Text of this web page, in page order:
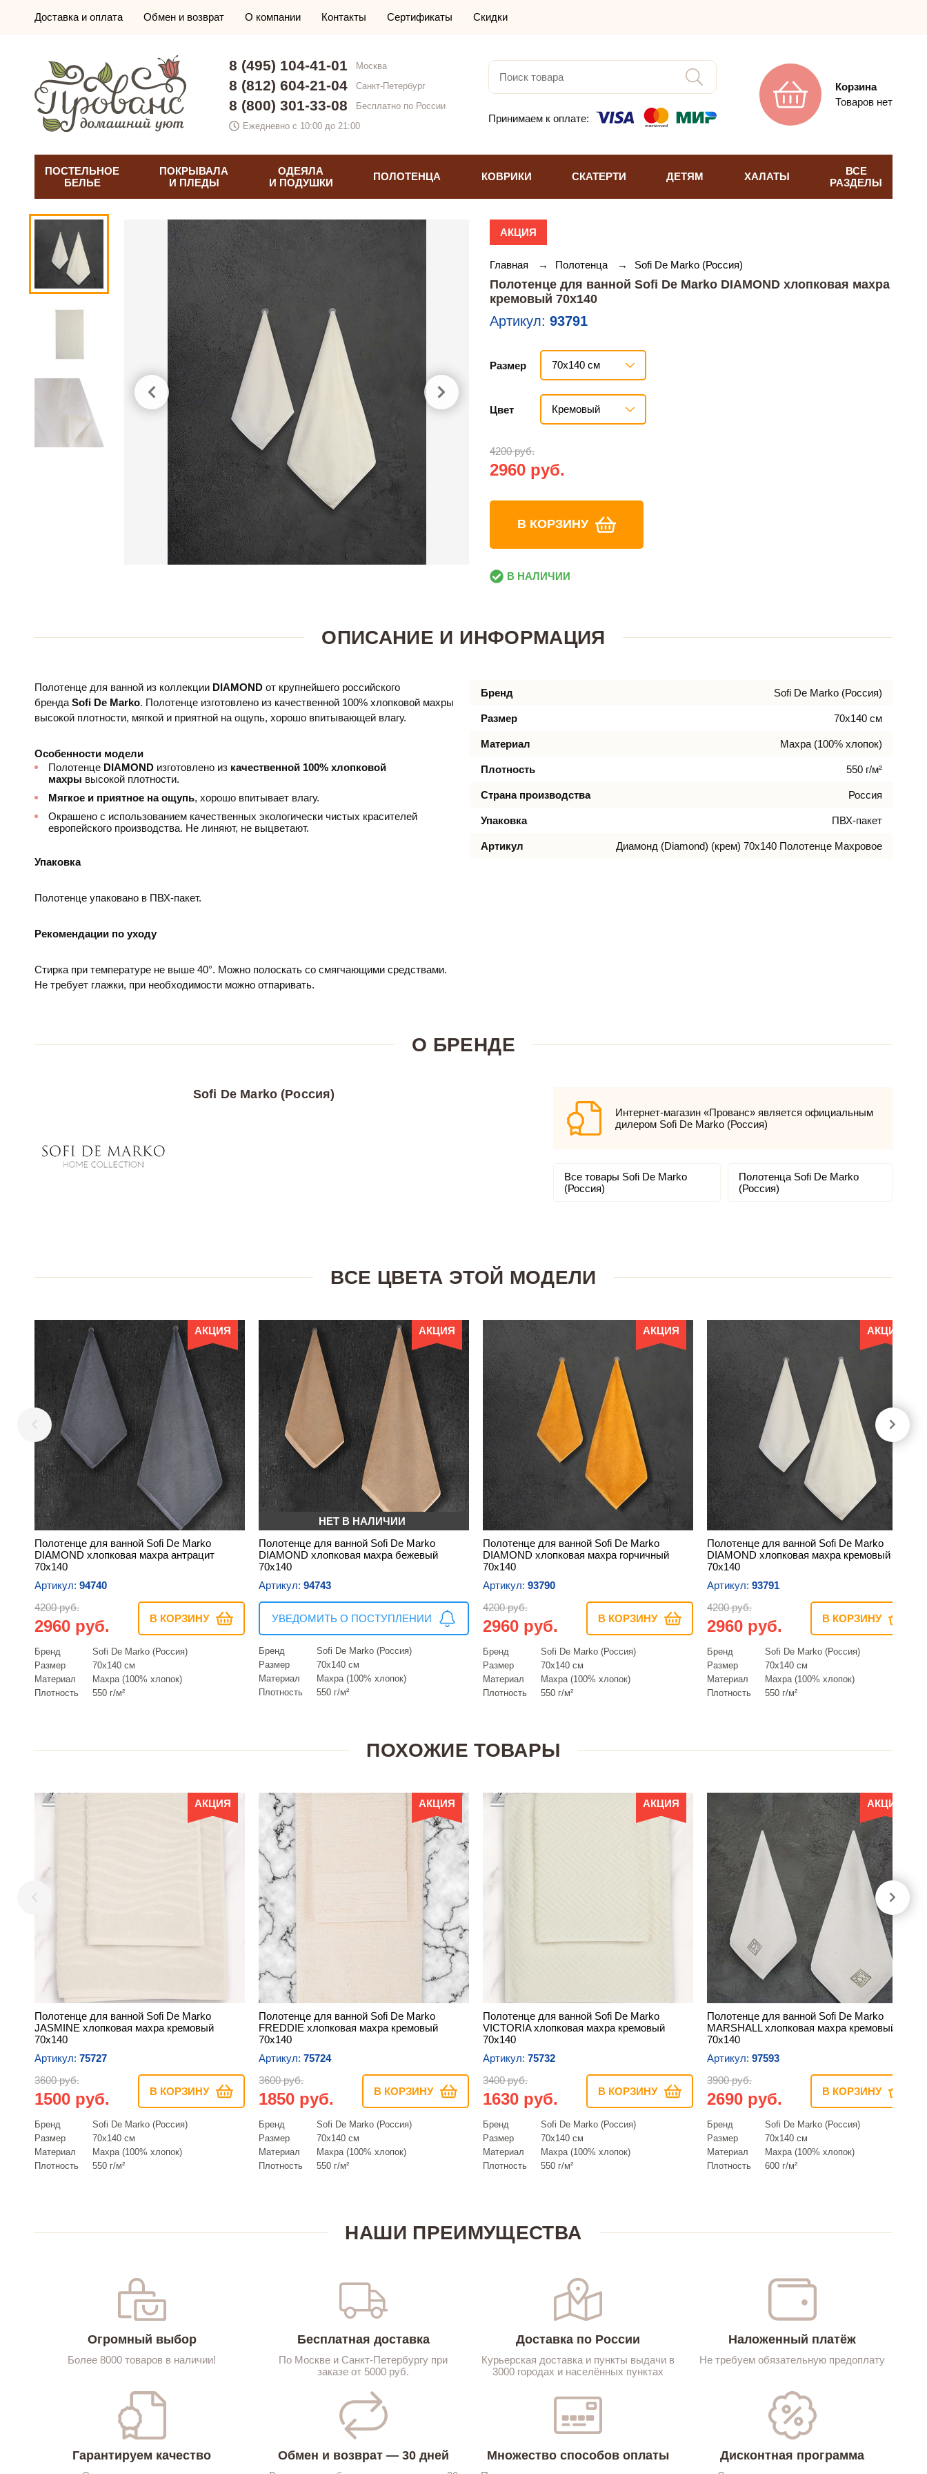
Доставка и оплата Обмен и возврат О компании Контакты Сертификаты Скидки
8 (495) 104-41-01 Москва
8 (812) 604-21-04 Санкт-Петербург
8 (800) 301-33-08
Бесплатно по России
Ежедневно с 10:00 до 21:00
Принимаем к оплате:
Корзина
Товаров нет
ПОСТЕЛЬНОЕ
БЕЛЬЕ
ПОКРЫВАЛА
И ПЛЕДЫ
ОДЕЯЛА
И ПОДУШКИ
ПОЛОТЕНЦА КОВРИКИ СКАТЕРТИ ДЕТЯМ ХАЛАТЫ
ВСЕ
РАЗДЕЛЫ
АКЦИЯ
Главная → Полотенца → Sofi De Marko (Россия)
Полотенце для ванной Sofi De Marko DIAMOND хлопковая махра
кремовый 70х140
Артикул: 93791
Размер 70х140 см
Цвет Кремовый
4200 руб.
2960 руб.
В КОРЗИНУ
В НАЛИЧИИ
ОПИСАНИЕ И ИНФОРМАЦИЯ
Полотенце для ванной из коллекции DIAMOND от крупнейшего российского
бренда Sofi De Marko. Полотенце изготовлено из качественной 100% хлопковой махры
высокой плотности, мягкой и приятной на ощупь, хорошо впитывающей влагу.
Особенности модели
Полотенце DIAMOND изготовлено из качественной 100% хлопковой
махры высокой плотности.
Мягкое и приятное на ощупь, хорошо впитывает влагу.
Окрашено с использованием качественных экологически чистых красителей
европейского производства. Не линяют, не выцветают.
Упаковка
Полотенце упаковано в ПВХ-пакет.
Рекомендации по уходу
Стирка при температуре не выше 40°. Можно полоскать со смягчающими средствами.
Не требует глажки, при необходимости можно отпаривать.
Бренд Sofi De Marko (Россия)
Размер 70х140 см
Материал Махра (100% хлопок)
Плотность 550 г/м²
Страна производства Россия
Упаковка ПВХ-пакет
Артикул Диамонд (Diamond) (крем) 70х140 Полотенце Махровое
О БРЕНДЕ
Sofi De Marko (Россия)
Интернет-магазин «Прованс» является официальным
дилером Sofi De Marko (Россия)
Все товары Sofi De Marko
(Россия)
Полотенца Sofi De Marko
(Россия)
ВСЕ ЦВЕТА ЭТОЙ МОДЕЛИ
АКЦИЯ
Полотенце для ванной Sofi De Marko
DIAMOND хлопковая махра антрацит
70х140
Артикул: 94740
4200 руб.
2960 руб. В КОРЗИНУ
Бренд
Sofi De Marko (Россия)
Размер
70х140 см
Материал
Махра (100% хлопок)
Плотность
550 г/м²
АКЦИЯ
НЕТ В НАЛИЧИИ
Полотенце для ванной Sofi De Marko
DIAMOND хлопковая махра бежевый
70х140
Артикул: 94743
УВЕДОМИТЬ О ПОСТУПЛЕНИИ
Бренд
Sofi De Marko (Россия)
Размер
70х140 см
Материал
Махра (100% хлопок)
Плотность
550 г/м²
АКЦИЯ
Полотенце для ванной Sofi De Marko
DIAMOND хлопковая махра горчичный
70х140
Артикул: 93790
4200 руб.
2960 руб. В КОРЗИНУ
Бренд
Sofi De Marko (Россия)
Размер
70х140 см
Материал
Махра (100% хлопок)
Плотность
550 г/м²
АКЦИЯ
Полотенце для ванной Sofi De Marko
DIAMOND хлопковая махра кремовый
70х140
Артикул: 93791
4200 руб.
2960 руб. В КОРЗИНУ
Бренд
Sofi De Marko (Россия)
Размер
70х140 см
Материал
Махра (100% хлопок)
Плотность
550 г/м²
ПОХОЖИЕ ТОВАРЫ
АКЦИЯ
Полотенце для ванной Sofi De Marko
JASMINE хлопковая махра кремовый
70х140
Артикул: 75727
3600 руб.
1500 руб. В КОРЗИНУ
Бренд
Sofi De Marko (Россия)
Размер
70х140 см
Материал
Махра (100% хлопок)
Плотность
550 г/м²
АКЦИЯ
Полотенце для ванной Sofi De Marko
FREDDIE хлопковая махра кремовый
70х140
Артикул: 75724
3600 руб.
1850 руб. В КОРЗИНУ
Бренд
Sofi De Marko (Россия)
Размер
70х140 см
Материал
Махра (100% хлопок)
Плотность
550 г/м²
АКЦИЯ
Полотенце для ванной Sofi De Marko
VICTORIA хлопковая махра кремовый
70х140
Артикул: 75732
3400 руб.
1630 руб. В КОРЗИНУ
Бренд
Sofi De Marko (Россия)
Размер
70х140 см
Материал
Махра (100% хлопок)
Плотность
550 г/м²
АКЦИЯ
Полотенце для ванной Sofi De Marko
MARSHALL хлопковая махра кремовый
70х140
Артикул: 97593
3900 руб.
2690 руб. В КОРЗИНУ
Бренд
Sofi De Marko (Россия)
Размер
70х140 см
Материал
Махра (100% хлопок)
Плотность
600 г/м²
НАШИ ПРЕИМУЩЕСТВА
Огромный выбор
Более 8000 товаров в наличии!
Бесплатная доставка
По Москве и Санкт-Петербургу при
заказе от 5000 руб.
Доставка по России
Курьерская доставка и пункты выдачи в
3000 городах и населённых пунктах
Наложенный платёж
Не требуем обязательную предоплату
Гарантируем качество Обмен и возврат — 30 дней Множество способов оплаты Дисконтная программа